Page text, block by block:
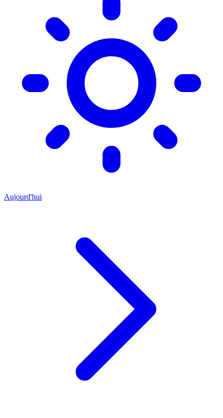
Aujourd'hui